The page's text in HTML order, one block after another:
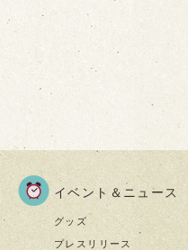
イベント＆ニュース
グッズ
プレスリリース